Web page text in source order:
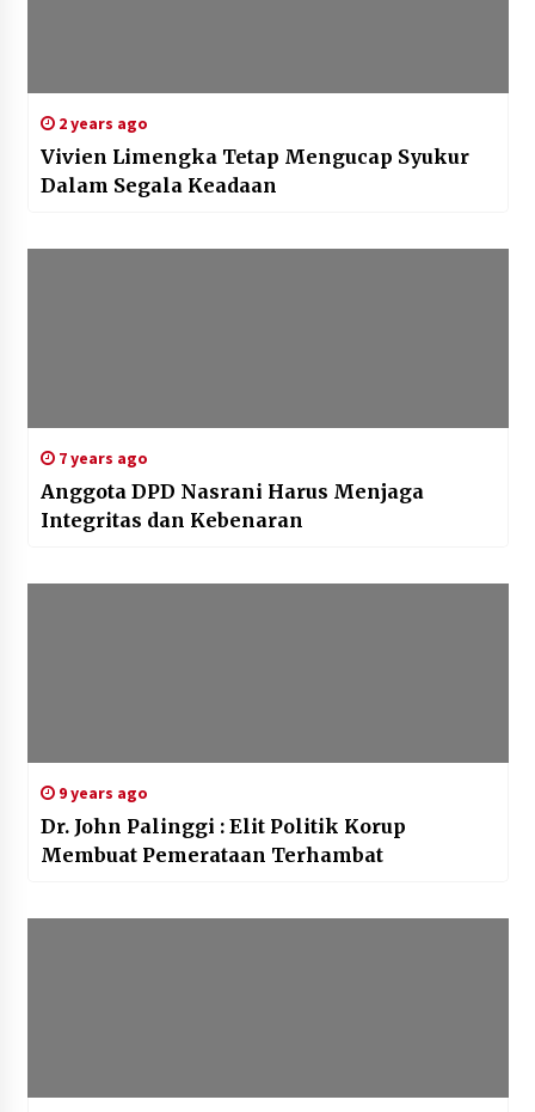
2 years ago
Vivien Limengka Tetap Mengucap Syukur
Dalam Segala Keadaan
7 years ago
Anggota DPD Nasrani Harus Menjaga
Integritas dan Kebenaran
9 years ago
Dr. John Palinggi : Elit Politik Korup
Membuat Pemerataan Terhambat